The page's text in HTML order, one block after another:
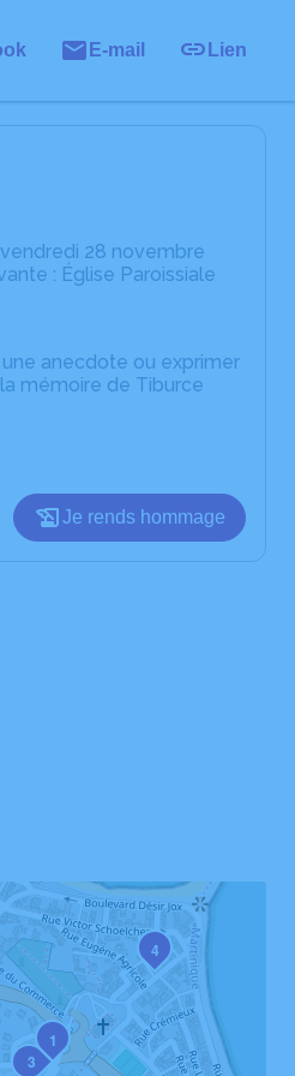
E-mail Lien
28 novembre
: Église Paroissiale
anecdote ou exprimer
mémoire de Tiburce
Je rends hommage
1
3
4